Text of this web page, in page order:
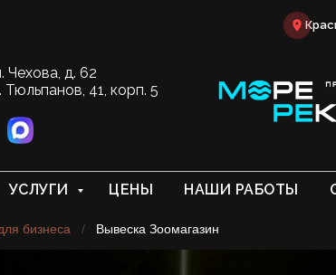
Чехова, д. 62
41, корп. 5
УСЛУГИ ЦЕНЫ НАШИ РАБОТЫ
бизнеса / Вывеска Зоомагазин